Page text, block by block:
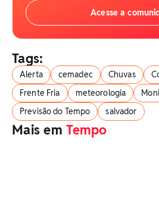
Acesse a
Tags:
Alerta cemadec Chuvas
Frente Fria
meteorologia
Previsão do Tempo
salvador
Mais emTempo